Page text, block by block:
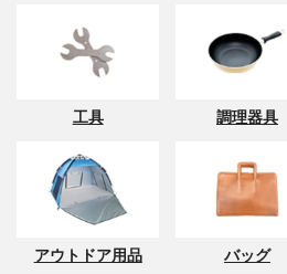
工具 調理器具
アウトドア用品 バッグ